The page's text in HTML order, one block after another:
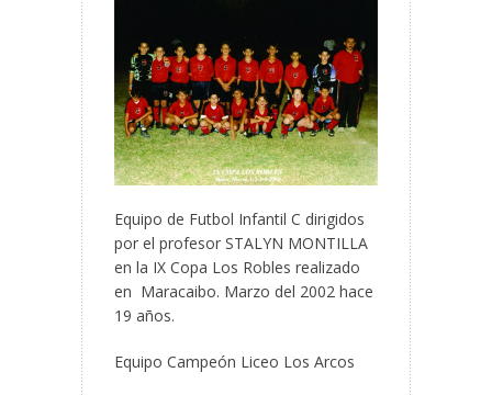
Equipo de Futbol Infantil C dirigidos
por el profesor STALYN MONTILLA
en la IX Copa Los Robles realizado
en Maracaibo. Marzo del 2002 hace
19 años.
Equipo Campeón Liceo Los Arcos